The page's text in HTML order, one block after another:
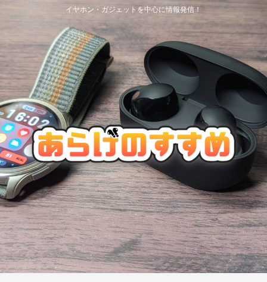
イヤホン・ガジェットを中心に情報発信！